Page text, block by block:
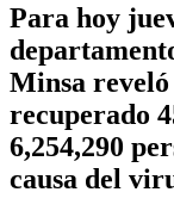
Para hoy
Minsa reveló
recuperado
6,254,290
causa del